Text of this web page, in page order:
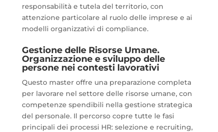
responsabilità e tutela del territorio, con
attenzione particolare al ruolo delle imprese e ai
modelli organizzativi di compliance.
Gestione delle Risorse Umane.
Organizzazione e sviluppo delle
persone nei contesti lavorativi
Questo master offre una preparazione completa
per lavorare nel settore delle risorse umane, con
competenze spendibili nella gestione strategica
del personale. Il percorso copre tutte le fasi
principali dei processi HR: selezione e recruiting,